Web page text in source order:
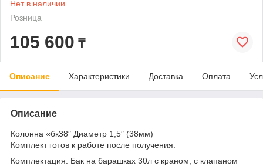
Нет в наличии
Розница
105 600 ₸
Описание Характеристики Доставка Оплата
Описание
Колонна «бк38″ Диаметр 1,5″ (38мм)
Комплект готов к работе после получения.
Комплектация: Бак на барашках 30л с краном, с клапаном